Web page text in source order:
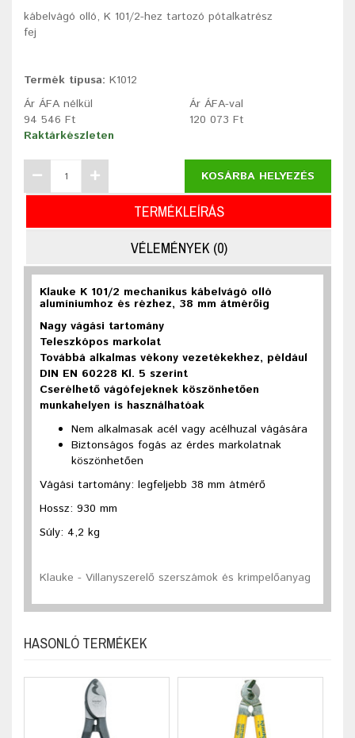
kábelvágó olló, K 101/2-hez tartozó pótalkatrész
fej
Termék típusa: K1012
Ár ÁFA nélkül
94 546 Ft
Ár ÁFA-val
120 073 Ft
Raktárkészleten
KOSÁRBA HELYEZÉS
TERMÉKLEÍRÁS
VÉLEMÉNYEK (0)
Klauke K 101/2 mechanikus kábelvágó olló
alumíniumhoz és rézhez, 38 mm átmérőig
Nagy vágási tartomány
Teleszkópos markolat
Továbbá alkalmas vékony vezetékekhez, például
DIN EN 60228 Kl. 5 szerint
Cserélhető vágófejeknek köszönhetően
munkahelyen is használhatóak
Nem alkalmasak acél vagy acélhuzal vágására
Biztonságos fogás az érdes markolatnak
köszönhetően
Vágási tartomány: legfeljebb 38 mm átmérő
Hossz: 930 mm
Súly: 4,2 kg
Klauke - Villanyszerelő szerszámok és krimpelőanyag
HASONLÓ TERMÉKEK